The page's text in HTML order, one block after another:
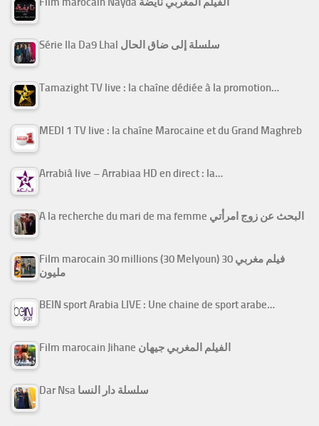
Série Ila Da9 Lhal سلسلة إلى ضاق الحال
Tamazight TV live : la chaîne dédiée à la promotion…
MEDI 1 TV live : la chaîne Marocaine et du Grand Maghreb
Arrabiâ live – Arrabiaa HD en direct : la…
A la recherche du mari de ma femme البحث عن زوج امرأتي
Film marocain 30 millions (30 Melyoun) فيلم مغربي 30
مليون
BEIN sport Arabia LIVE : Une chaine de sport arabe…
Film marocain Jihane الفيلم المغربي جيهان
Dar Nsa سلسلة دار النسا